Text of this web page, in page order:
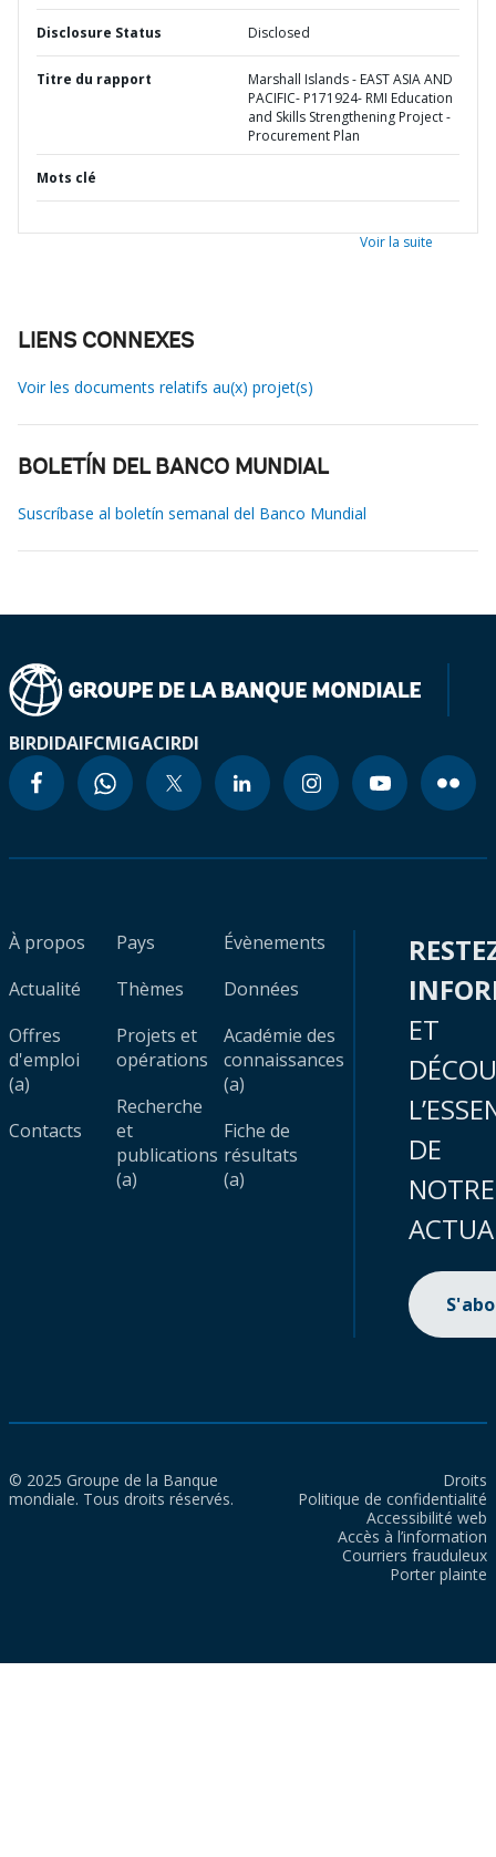
Disclosure Status Disclosed
Titre du rapport
Marshall Islands - EAST ASIA AND
PACIFIC- P171924- RMI Education
and Skills Strengthening Project -
Procurement Plan
Mots clé
Voir la suite
LIENS CONNEXES
Voir les documents relatifs au(x) projet(s)
BOLETÍN DEL BANCO MUNDIAL
Suscríbase al boletín semanal del Banco Mundial
BIRDIDAIFCMIGACIRDI
À propos
Actualité
Offres
d'emploi
(a)
Contacts
Pays
Thèmes
Projets et
opérations
Recherche
et
publications
(a)
Évènements
Données
Académie des
connaissances
(a)
Fiche de
résultats
(a)
ET
DE
NOTRE
© 2025 Groupe de la Banque
mondiale. Tous droits réservés.
Droits
Politique de confidentialité
Accessibilité web
Accès à l’information
Courriers frauduleux
Porter plainte